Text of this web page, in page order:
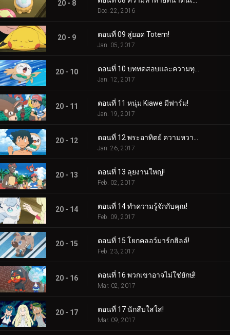
20 - 8
Dec. 22, 2016
20 - 9 ตอนที่ 09 สู่ยอด Totem!
Jan. 05, 2017
20 - 10
Jan. 12, 2017
20 - 11 ตอนที่ 11 หนุ่ม Kiawe มีฟาร์ม!
Jan. 19, 2017
20 - 12
Jan. 26, 2017
20 - 13 ตอนที่ 13 ลุยงานใหญ่!
Feb. 02, 2017
20 - 14 ตอนที่ 14 ทำความรู้จักกับคุณ!
Feb. 09, 2017
20 - 15 ตอนที่ 15 โยกคลอว์มาร์กฮิลล์!
Feb. 23, 2017
20 - 16 ตอนที่ 16 พวกเขาอาจไม่ใช่ยักษ์!
Mar. 02, 2017
20 - 17 ตอนที่ 17 นักสืบใสใส!
Mar. 09, 2017